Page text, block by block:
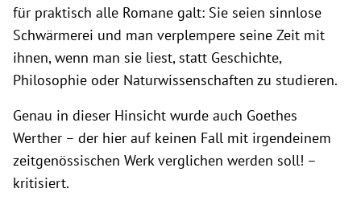
für praktisch alle Romane galt: Sie seien sinnlose
Schwärmerei und man verplempere seine Zeit mit
ihnen, wenn man sie liest, statt Geschichte,
Philosophie oder Naturwissenschaften zu studieren.
Genau in dieser Hinsicht wurde auch Goethes
Werther – der hier auf keinen Fall mit irgendeinem
zeitgenössischen Werk verglichen werden soll! –
kritisiert.